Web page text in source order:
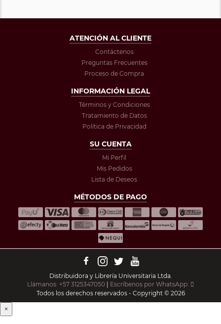
ATENCIÓN AL CLIENTE
Contáctenos
Preguntas Frecuentes
Proceso de Compra
INFORMACIÓN LEGAL
Términos y Condiciones
Tratamiento de Datos
Política de Privacidad
SU CUENTA
Mi Perfil
Mis Pedidos
Lista de Deseos
MÉTODOS DE PAGO
Distribuidora y Librería Universitaria Ltda.
Llámanos: +57 3125347050 | Escríbenos por WhatsApp:
Todos los derechos reservados - Copyright © 2026
×